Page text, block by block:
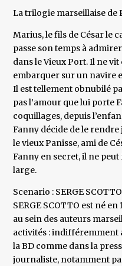
La trilogie marseillaise de
Marius, le fils de César le
passe son temps à
dans le Vieux Port. Il ne
embarquer sur un navire
Il est tellement obnubilé
pas l’amour que lui porte
coquillages, depuis
Fanny décide de le
le vieux Panisse, ami de
Fanny en secret, il ne
large.
Scenario : SERGE
SERGE SCOTTO est né
au sein des auteurs
activités : indifféremment
la BD comme dans la
journaliste, notamment